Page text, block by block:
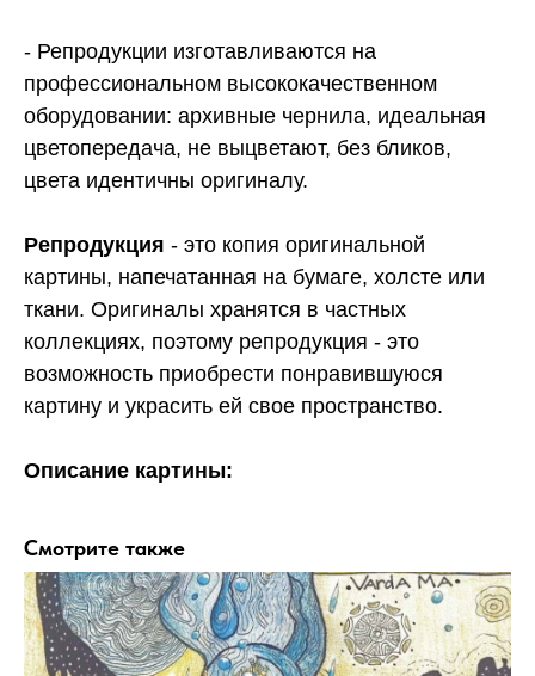
- Репродукции изготавливаются на
профессиональном высококачественном
оборудовании: архивные чернила, идеальная
цветопередача, не выцветают, без бликов,
цвета идентичны оригиналу.
Репродукция - это копия оригинальной
картины, напечатанная на бумаге, холсте или
ткани. Оригиналы хранятся в частных
коллекциях, поэтому репродукция - это
возможность приобрести понравившуюся
картину и украсить ей свое пространство.
Описание картины:
Смотрите также